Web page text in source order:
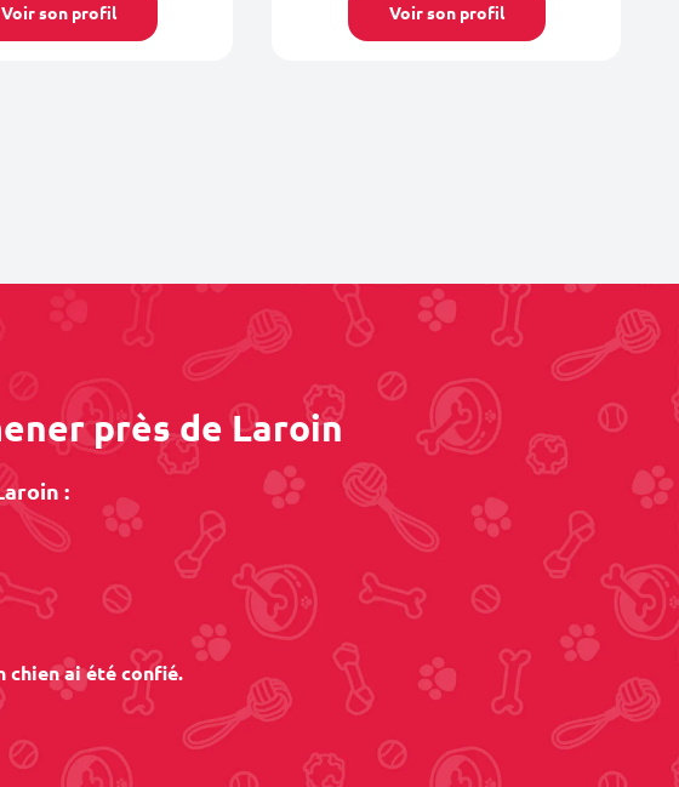
Voir son profil Voir son profil
près de Laroin
:
chien ai été confié.